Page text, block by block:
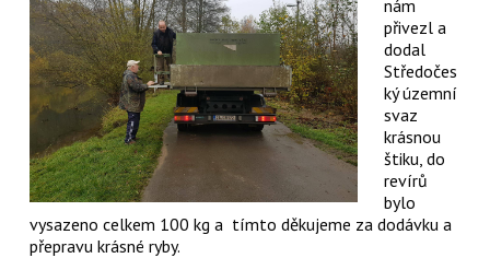
nám
přivezl a
dodal
Středočes
ký územní
svaz
krásnou
štiku, do
revírů
bylo
vysazeno celkem 100 kg a tímto děkujeme za dodávku a
přepravu krásné ryby.